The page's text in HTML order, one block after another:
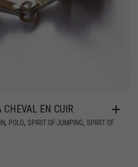
CHEVAL EN CUIR
, POLO, SPIRIT OF JUMPING, SPIRIT OF